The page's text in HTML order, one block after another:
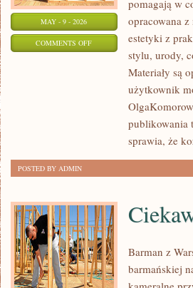
MAY - 9 - 2026
COMMENTS OFFON
SPOŁECZNOŚĆ
pomagają w
opracowana
estetyki z
stylu, urody,
Materiały są
użytkownik
publikowania
sprawia, że
POSTED BY ADMIN
Barman z
barmańskiej